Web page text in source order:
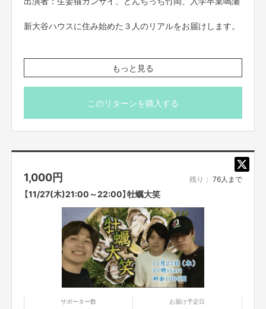
【お問合せ先】
https://cf.fany.lol/users/message/view/65981
をお受け出来ない場合がございます。※サポーターのご都合によるキャンセ
新大谷ハウスに住み始めた３人のリアルをお届けします。
※こちらのリターンは11/17(月)23:59までお買い求め頂け
ます。
※出演者は変更になる場合がありますので予めご了承くだ
さい。変更になった場合の返金は致しかねます。
もっと見る
このリターンを購入する
1,000円 残り： 76人まで
【11/27(木)21:00～22:00】牡蠣大笑
サポーター数 お届け予定日